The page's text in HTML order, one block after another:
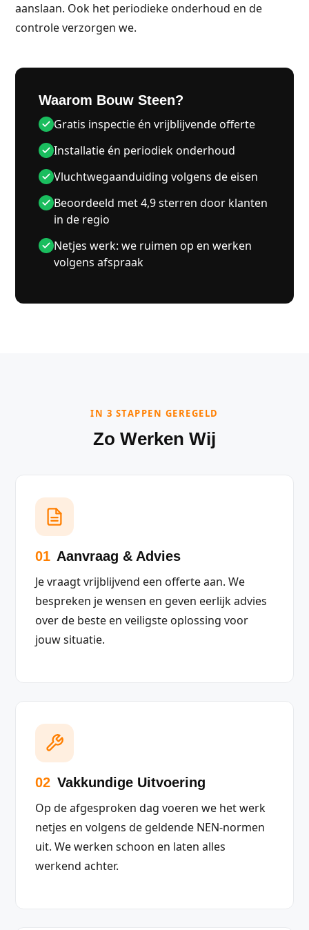
aanslaan. Ook het periodieke onderhoud en de
controle verzorgen we.
Waarom Bouw Steen?
Gratis inspectie én vrijblijvende offerte
Installatie én periodiek onderhoud
Vluchtwegaanduiding volgens de eisen
Beoordeeld met 4,9 sterren door klanten
in de regio
Netjes werk: we ruimen op en werken
volgens afspraak
IN 3 STAPPEN GEREGELD
Zo Werken Wij
01 Aanvraag & Advies
Je vraagt vrijblijvend een offerte aan. We
bespreken je wensen en geven eerlijk advies
over de beste en veiligste oplossing voor
jouw situatie.
02 Vakkundige Uitvoering
Op de afgesproken dag voeren we het werk
netjes en volgens de geldende NEN-normen
uit. We werken schoon en laten alles
werkend achter.